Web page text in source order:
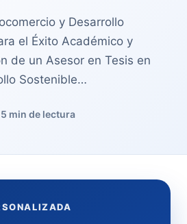
y Desarrollo
el Éxito Académico y
de un Asesor en Tesis en
Sostenible…
5 min de lectura